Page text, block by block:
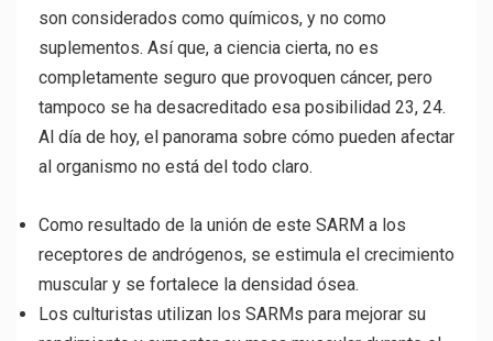
son considerados como químicos, y no como
suplementos. Así que, a ciencia cierta, no es
completamente seguro que provoquen cáncer, pero
tampoco se ha desacreditado esa posibilidad 23, 24.
Al día de hoy, el panorama sobre cómo pueden afectar
al organismo no está del todo claro.
Como resultado de la unión de este SARM a los
receptores de andrógenos, se estimula el crecimiento
muscular y se fortalece la densidad ósea.
Los culturistas utilizan los SARMs para mejorar su